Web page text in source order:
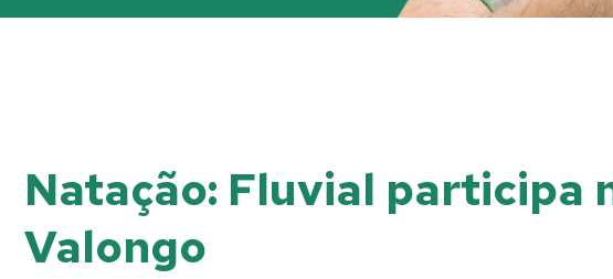
Natação: Fluvial participa
Valongo